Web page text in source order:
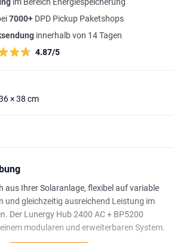
7000+ DPD Pickup Paketshops
innerhalb von 14 Tagen
4.87/5
× 38 cm
aus Ihrer Solaranlage, flexibel auf variable
und gleichzeitig ausreichend Leistung im
Der Lunergy Hub 2400 AC + BP5200
modularen und erweiterbaren System.